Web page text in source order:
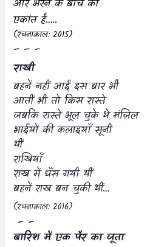
और भरने के बीच का
एकांत है…..
(रचनाकाल:2015)
– – –
राखी
बहनें नहीं आईं इस बार भी
आतीं भी तो किस रास्ते
जबकि रास्ते भूल चुके थे मंज़िल
भाईयों की कलाइयाँ सूनी
थीं
राखियाँ
राख में धँस गयी थीं
बहनें राख बन चुकी थीं…
(रचनाकाल:2016)
– –
बारिश में एक पैर का जूता